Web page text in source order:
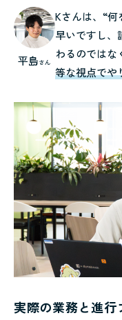
平島さん
Kさんは、“
早いですし、
わるのではな
等な視点でや
実際の業務と進行